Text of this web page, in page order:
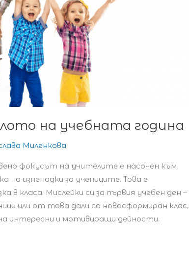
на учебната година
Миленкова
фокусът на учителите е насочен към
на изненадки за учениците. Това е
в класа. Мислейки си за първия учебен ден –
или от това дали са новосформиран клас,
интересни и мотивиращи дейности.